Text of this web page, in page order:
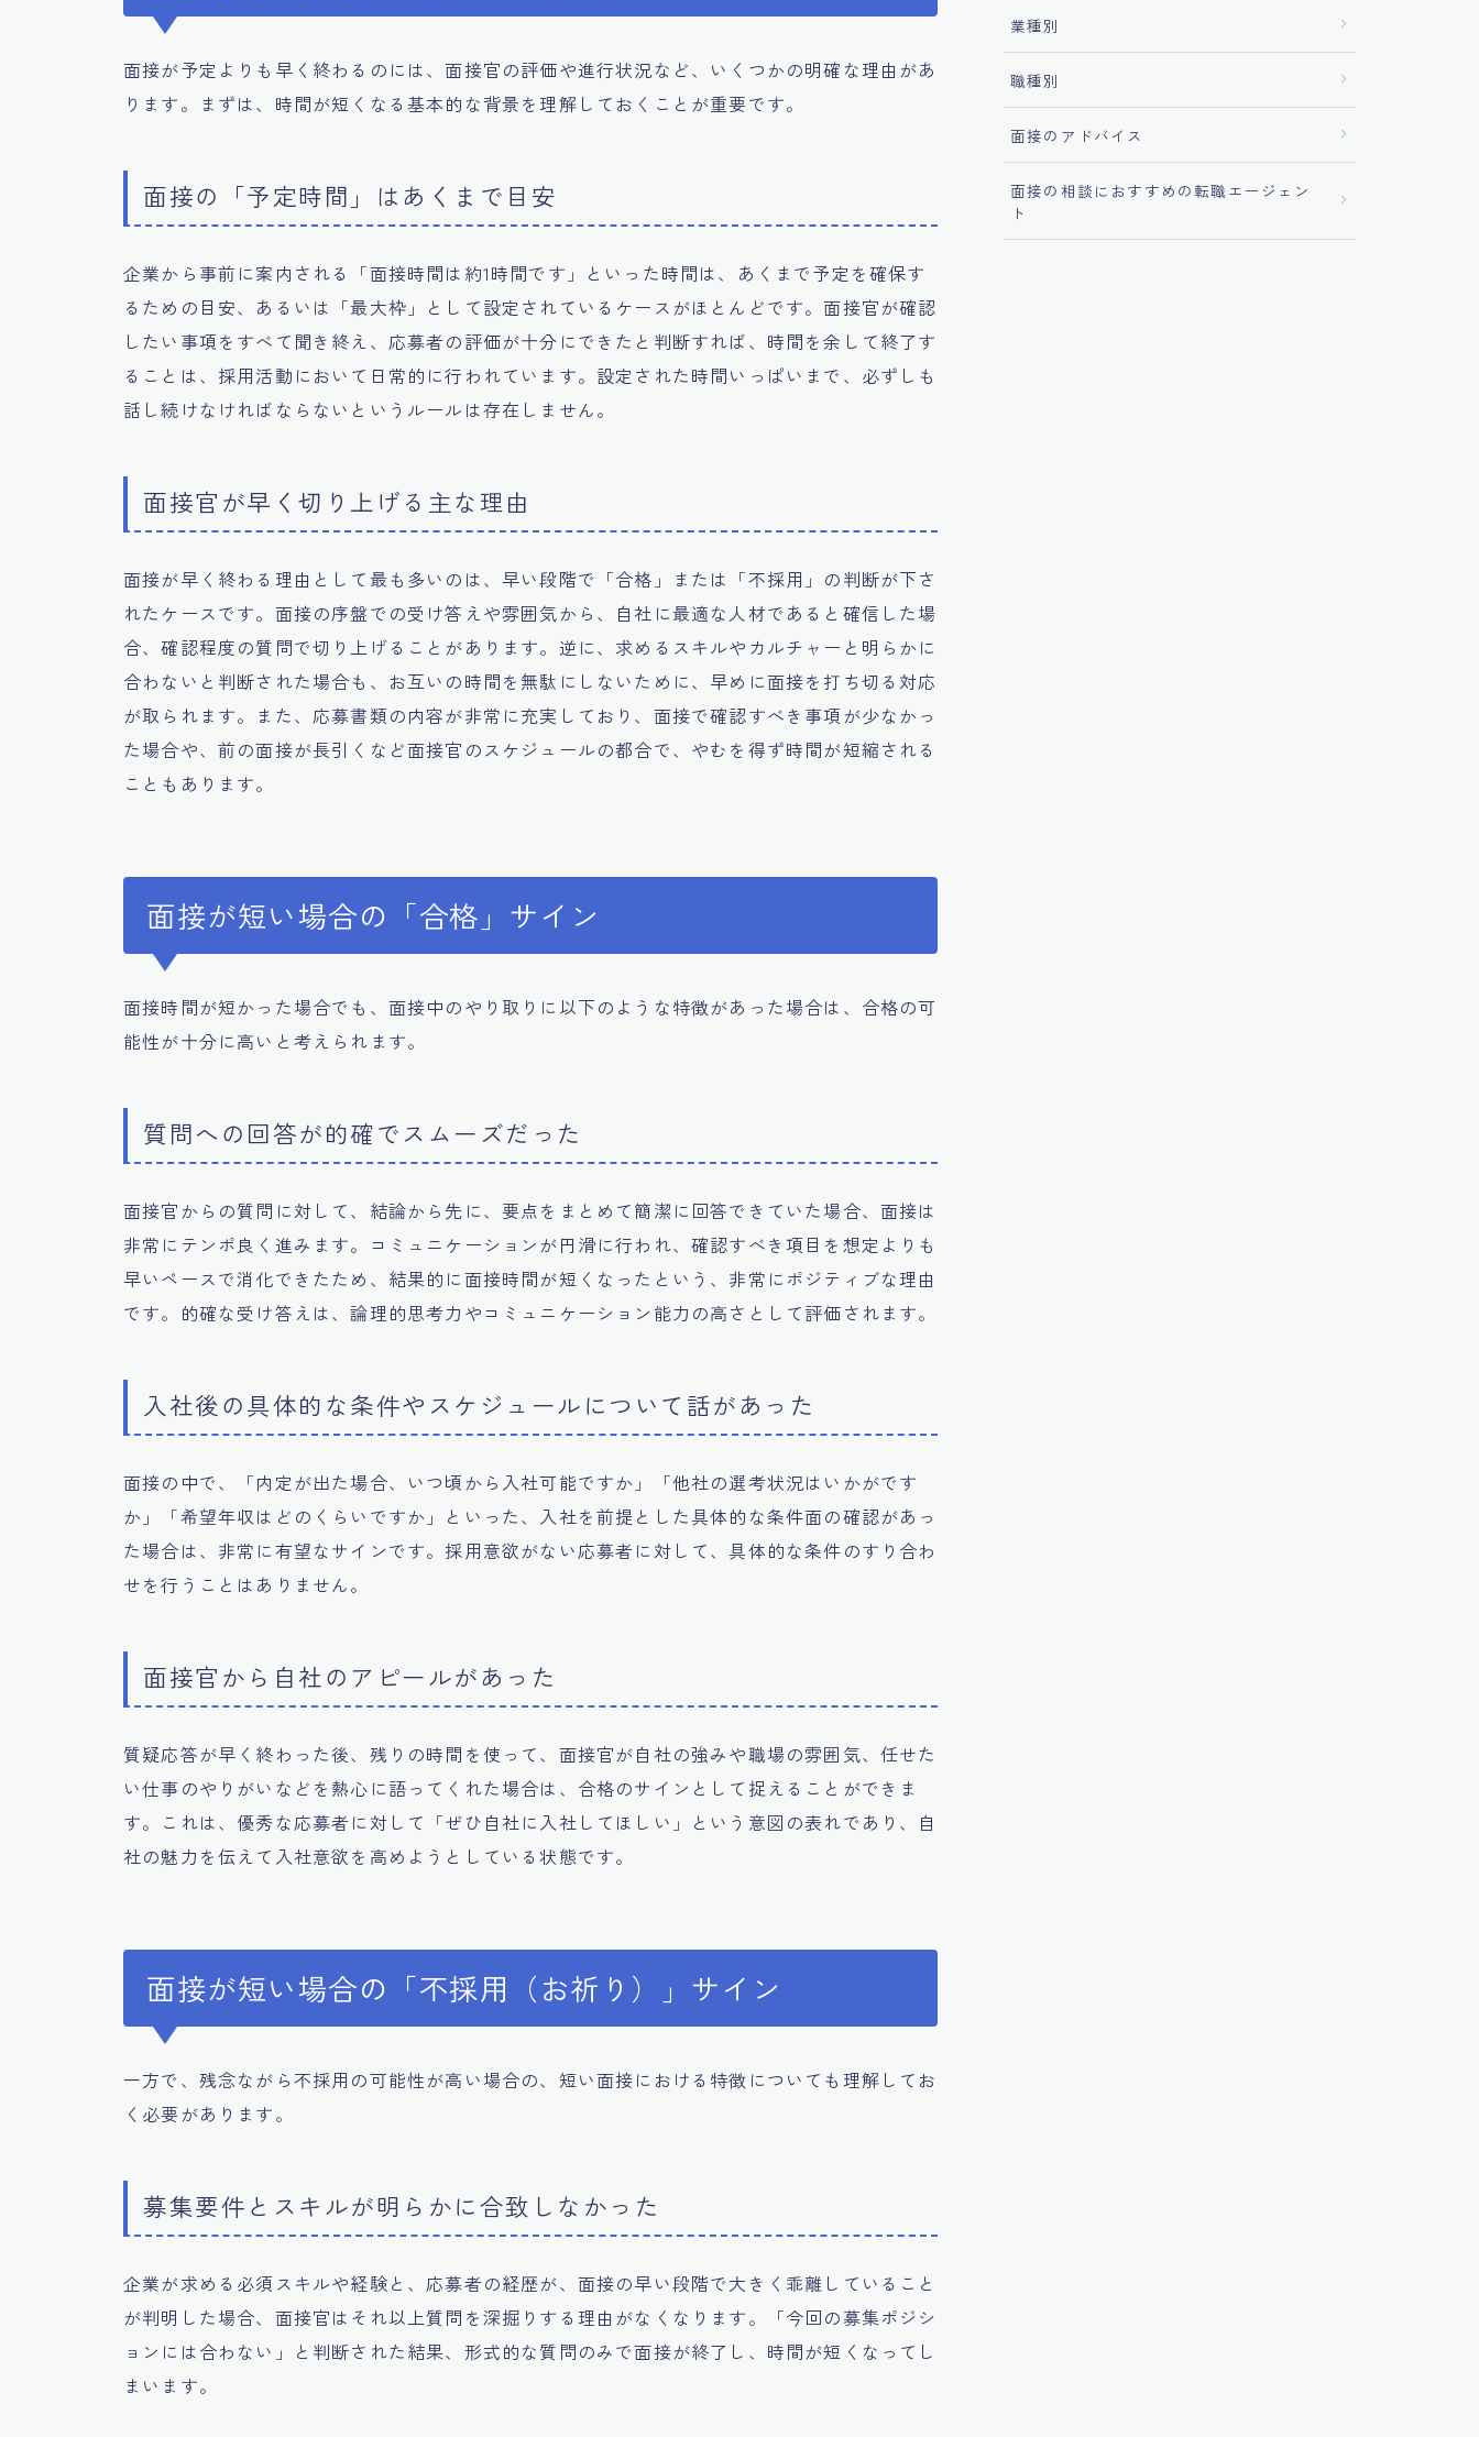
面接が予定よりも早く終わるのには、面接官の評価や進行状況など、いくつかの明確な理由があ
ります。まずは、時間が短くなる基本的な背景を理解しておくことが重要です。
面接の「予定時間」はあくまで目安
企業から事前に案内される「面接時間は約1時間です」といった時間は、あくまで予定を確保す
るための目安、あるいは「最大枠」として設定されているケースがほとんどです。面接官が確認
したい事項をすべて聞き終え、応募者の評価が十分にできたと判断すれば、時間を余して終了す
ることは、採用活動において日常的に行われています。設定された時間いっぱいまで、必ずしも
話し続けなければならないというルールは存在しません。
面接官が早く切り上げる主な理由
面接が早く終わる理由として最も多いのは、早い段階で「合格」または「不採用」の判断が下さ
れたケースです。面接の序盤での受け答えや雰囲気から、自社に最適な人材であると確信した場
合、確認程度の質問で切り上げることがあります。逆に、求めるスキルやカルチャーと明らかに
合わないと判断された場合も、お互いの時間を無駄にしないために、早めに面接を打ち切る対応
が取られます。また、応募書類の内容が非常に充実しており、面接で確認すべき事項が少なかっ
た場合や、前の面接が長引くなど面接官のスケジュールの都合で、やむを得ず時間が短縮される
こともあります。
面接が短い場合の「合格」サイン
面接時間が短かった場合でも、面接中のやり取りに以下のような特徴があった場合は、合格の可
能性が十分に高いと考えられます。
質問への回答が的確でスムーズだった
面接官からの質問に対して、結論から先に、要点をまとめて簡潔に回答できていた場合、面接は
非常にテンポ良く進みます。コミュニケーションが円滑に行われ、確認すべき項目を想定よりも
早いペースで消化できたため、結果的に面接時間が短くなったという、非常にポジティブな理由
です。的確な受け答えは、論理的思考力やコミュニケーション能力の高さとして評価されます。
入社後の具体的な条件やスケジュールについて話があった
面接の中で、「内定が出た場合、いつ頃から入社可能ですか」「他社の選考状況はいかがです
か」「希望年収はどのくらいですか」といった、入社を前提とした具体的な条件面の確認があっ
た場合は、非常に有望なサインです。採用意欲がない応募者に対して、具体的な条件のすり合わ
せを行うことはありません。
面接官から自社のアピールがあった
質疑応答が早く終わった後、残りの時間を使って、面接官が自社の強みや職場の雰囲気、任せた
い仕事のやりがいなどを熱心に語ってくれた場合は、合格のサインとして捉えることができま
す。これは、優秀な応募者に対して「ぜひ自社に入社してほしい」という意図の表れであり、自
社の魅力を伝えて入社意欲を高めようとしている状態です。
面接が短い場合の「不採用（お祈り）」サイン
一方で、残念ながら不採用の可能性が高い場合の、短い面接における特徴についても理解してお
く必要があります。
募集要件とスキルが明らかに合致しなかった
企業が求める必須スキルや経験と、応募者の経歴が、面接の早い段階で大きく乖離していること
が判明した場合、面接官はそれ以上質問を深掘りする理由がなくなります。「今回の募集ポジシ
ョンには合わない」と判断された結果、形式的な質問のみで面接が終了し、時間が短くなってし
まいます。
業種別
職種別
面接のアドバイス
面接の相談におすすめの転職エージェン
ト